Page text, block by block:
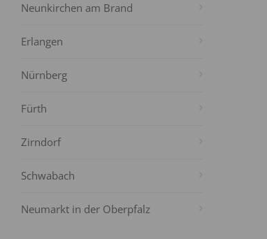
Neunkirchen am Brand
Erlangen
Nürnberg
Fürth
Zirndorf
Schwabach
Neumarkt in der Oberpfalz